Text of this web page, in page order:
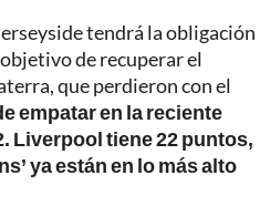
tendrá la obligación
de recuperar el
que perdieron con el
empatar en la reciente
Liverpool tiene 22 puntos,
ya están en lo más alto